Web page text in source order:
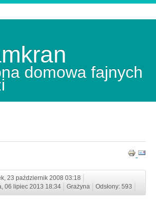
domowa fajnych
23 październik 2008 03:18
06 lipiec 2013 18:34
Grażyna Odsłony: 593